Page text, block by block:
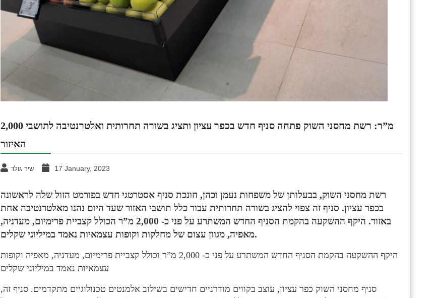
2,000 מ”ר: רשת מחסני השוק פתחה סניף חדש בכפר עציון ותציג בשורה תחרותית ואלטרנטיבה לתושבי
האיזור
שיר גולד 17 January, 2023
רשת מחסני השוק, בבעלותן של משפחות נעמן וכהן, חונכת סניף אסטרטגי חדש בפורמט הזול שלה לראשונה
בכפר עציון. סניף זה צפוי להציג בשורה תחרותית עבור כלל תושבי האזור שעד היום נהנו מאלטרנטיבה אחת
באזור. היקף ההשקעה בהקמת הסניף החדש המשתרע על פני כ- 2,000 מ”ר הכולל קצביית פרימיום, מעדניה,
מאפיה, מגוון עצום של מחלקות וקופות עצמאיות נאמד במיליוני שקלים.
היקף ההשקעה בהקמת הסניף החדש המשתרע על פני כ- 2,000 מ”ר וכולל קצביית פרימיום, מעדניה, מאפיה וקופות
עצמאיות נאמד במיליוני שקלים
סניף מחסני השוק כפר עציון, עוצב בקווים מודרניים חדישים בשילוב אלמנטים טכנולוגיים מתקדמים. סניף זה,